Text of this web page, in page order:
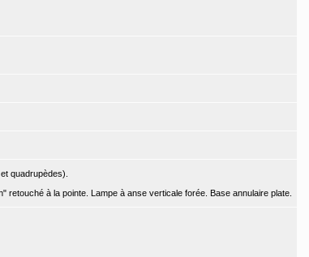
quadrupèdes).
retouché à la pointe. Lampe à anse verticale forée. Base annulaire plate.